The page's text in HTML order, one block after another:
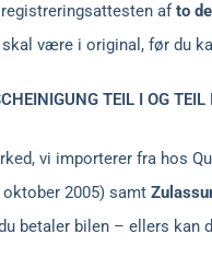
afto
være i original, før du
TEIL I OG TEIL
vi importerer fra hos
oktober 2005) samt
betaler bilen – ellers kan